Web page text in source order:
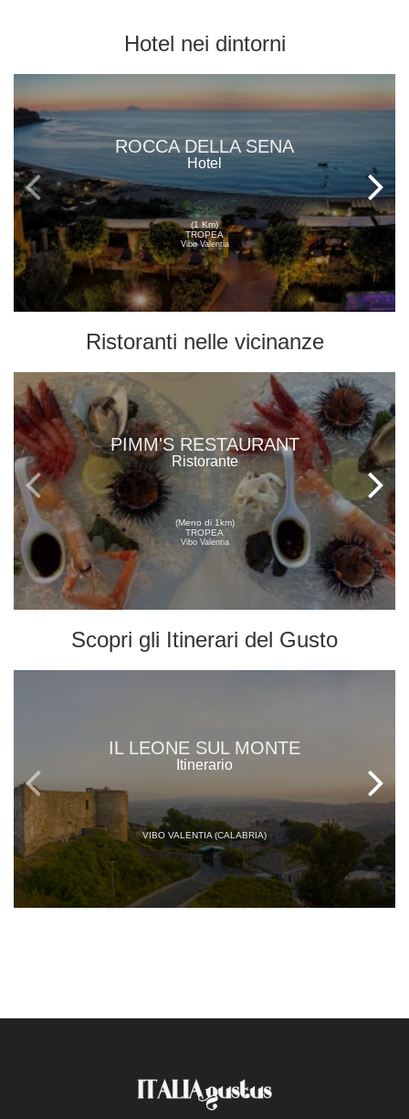
Hotel nei dintorni
ROCCA DELLA SENA
Hotel
(1 Km)
TROPEA
Vibo Valentia
Ristoranti nelle vicinanze
PIMM'S RESTAURANT
Ristorante
(Meno di 1km)
TROPEA
Vibo Valentia
Scopri gli Itinerari del Gusto
IL LEONE SUL MONTE
Itinerario
VIBO VALENTIA (CALABRIA)